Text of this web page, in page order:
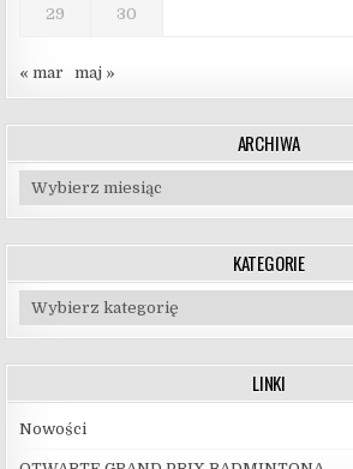
29 30
« mar maj »
ARCHIWA
Archiwa
KATEGORIE
Kategorie
LINKI
Nowości